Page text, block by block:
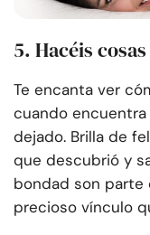
5. Hacéis
Te encanta ver
cuando
dejado. Brilla de
que descubrió y
bondad son parte
precioso vínculo